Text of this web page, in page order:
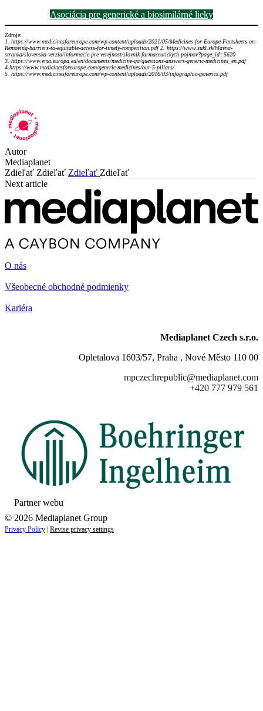
Asociácia pre generické a biosimilárné lieky
Zdroje:
1. https://www.medicinesforeurope.com/wp-content/uploads/2021/05/Medicines-for-Europe-Factsheets-on-
Removing-barriers-to-equitable-access-for-timely-competition.pdf 2. https://www.sukl.sk/hlavna-
stranka/slovenska-verzia/informacie-pre-verejnost/slovnik-farmaceutickych-pojmov?page_id=5620
3. https://www.ema.europa.eu/en/documents/medicine-qa/questions-answers-generic-medicines_en.pdf
4.https://www.medicinesforeurope.com/generic-medicines/our-5-pillars/
5. https://www.medicinesforeurope.com/wp-content/uploads/2016/03/infographic-generics.pdf
Autor
Mediaplanet
Zdieľať Zdieľať Zdieľať Zdieľať
Next article
O nás
Všeobecné obchodné podmienky
Kariéra
Mediaplanet Czech s.r.o.
Opletalova 1603/57, Praha , Nové Město 110 00
mpczechrepublic@mediaplanet.com
+420 777 979 561
Partner webu
© 2026 Mediaplanet Group
Privacy Policy | Revise privacy settings